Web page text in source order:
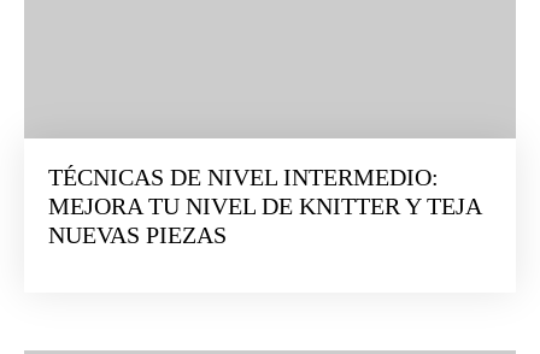
TÉCNICAS DE NIVEL INTERMEDIO:
MEJORA TU NIVEL DE KNITTER Y TEJA
NUEVAS PIEZAS